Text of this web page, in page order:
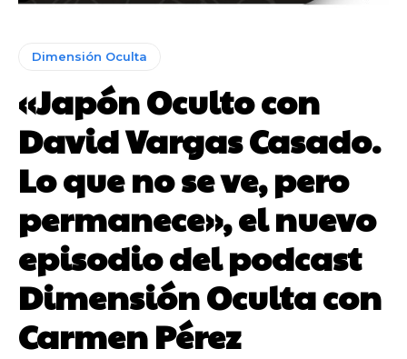
Dimensión Oculta
«Japón Oculto con
David Vargas Casado.
Lo que no se ve, pero
permanece», el nuevo
episodio del podcast
Dimensión Oculta con
Carmen Pérez